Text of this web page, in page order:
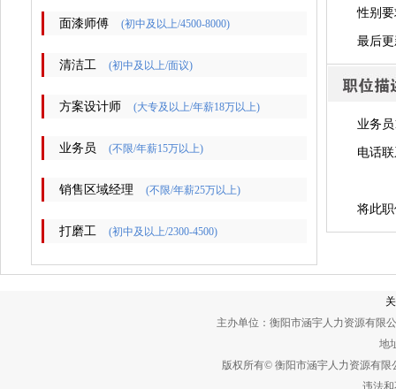
面漆师傅 (初中及以上/4500-8000)
清洁工 (初中及以上/面议)
方案设计师 (大专及以上/年薪18万以上)
业务员 (不限/年薪15万以上)
​销售区域经理 (不限/年薪25万以上)
打磨工 (初中及以上/2300-4500)
性别
最后
业务
电话
将此
主办单位：衡阳市涵宇人力资源有限
地
版权所有© 衡阳市涵宇人力资源有
违法和